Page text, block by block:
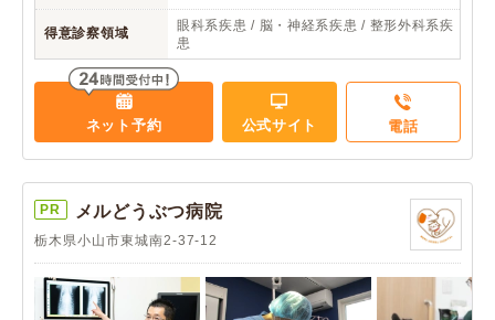
得意診察領域
眼科系疾患 / 脳・神経系疾患 / 整形外科系疾
患
ネット予約 公式サイト 電話
PR メルどうぶつ病院
栃木県小山市東城南2-37-12